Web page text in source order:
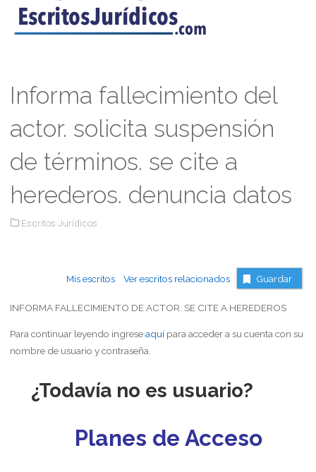
Informa fallecimiento del
actor. solicita suspensión
de términos. se cite a
herederos. denuncia datos
Escritos Jurídicos
Mis escritos Ver escritos relacionados Guardar
INFORMA FALLECIMIENTO DE ACTOR. SE CITE A HEREDEROS
Para continuar leyendo ingreseaquípara acceder a su cuenta con su
nombre de usuario y contraseña.
¿Todavía no es usuario?
Planes de Acceso